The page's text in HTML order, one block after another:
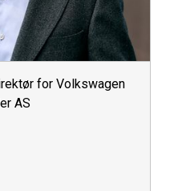
for Volkswagen
AS